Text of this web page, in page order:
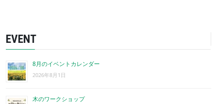
EVENT
8月のイベントカレンダー
2026年8月1日
木のワークショップ